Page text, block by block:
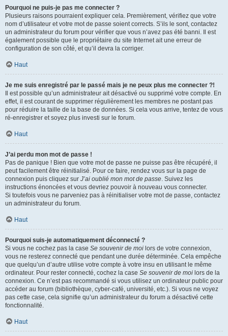
Pourquoi ne puis-je pas me connecter ?
Plusieurs raisons pourraient expliquer cela. Premièrement, vérifiez que votre
nom d’utilisateur et votre mot de passe soient corrects. S’ils le sont, contactez
un administrateur du forum pour vérifier que vous n’avez pas été banni. Il est
également possible que le propriétaire du site Internet ait une erreur de
configuration de son côté, et qu’il devra la corriger.
Haut
Je me suis enregistré par le passé mais je ne peux plus me connecter ?!
Il est possible qu’un administrateur ait désactivé ou supprimé votre compte. En
effet, il est courant de supprimer régulièrement les membres ne postant pas
pour réduire la taille de la base de données. Si cela vous arrive, tentez de vous
ré-enregistrer et soyez plus investi sur le forum.
Haut
J’ai perdu mon mot de passe !
Pas de panique ! Bien que votre mot de passe ne puisse pas être récupéré, il
peut facilement être réinitialisé. Pour ce faire, rendez vous sur la page de
connexion puis cliquez sur J’ai oublié mon mot de passe. Suivez les
instructions énoncées et vous devriez pouvoir à nouveau vous connecter.
Si toutefois vous ne parveniez pas à réinitialiser votre mot de passe, contactez
un administrateur du forum.
Haut
Pourquoi suis-je automatiquement déconnecté ?
Si vous ne cochez pas la case Se souvenir de moi lors de votre connexion,
vous ne resterez connecté que pendant une durée déterminée. Cela empêche
que quelqu’un d’autre utilise votre compte à votre insu en utilisant le même
ordinateur. Pour rester connecté, cochez la case Se souvenir de moi lors de la
connexion. Ce n’est pas recommandé si vous utilisez un ordinateur public pour
accéder au forum (bibliothèque, cyber-café, université, etc.). Si vous ne voyez
pas cette case, cela signifie qu’un administrateur du forum a désactivé cette
fonctionnalité.
Haut